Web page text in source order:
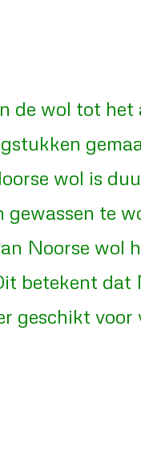
de wol tot het
wol is
gewassen te
Noorse wol
betekent dat
geschikt voor